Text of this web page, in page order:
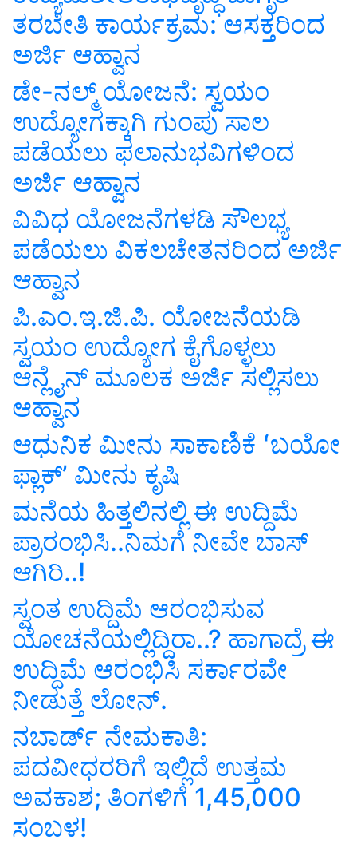
ತರಬೇತಿ ಕಾರ್ಯಕ್ರಮ: ಆಸಕ್ತರಿಂದ
ಅರ್ಜಿ ಆಹ್ವಾನ
ಡೇ-ನಲ್ಮ್ ಯೋಜನೆ: ಸ್ವಯಂ
ಉದ್ಯೋಗಕ್ಕಾಗಿ ಗುಂಪು ಸಾಲ
ಪಡೆಯಲು ಫಲಾನುಭವಿಗಳಿಂದ
ಅರ್ಜಿ ಆಹ್ವಾನ
ವಿವಿಧ ಯೋಜನೆಗಳಡಿ ಸೌಲಭ್ಯ
ಪಡೆಯಲು ವಿಕಲಚೇತನರಿಂದ ಅರ್ಜಿ
ಆಹ್ವಾನ
ಪಿ.ಎಂ.ಇ.ಜಿ.ಪಿ. ಯೋಜನೆಯಡಿ
ಸ್ವಯಂ ಉದ್ಯೋಗ ಕೈಗೊಳ್ಳಲು
ಆನ್ಲೈನ್ ಮೂಲಕ ಅರ್ಜಿ ಸಲ್ಲಿಸಲು
ಆಹ್ವಾನ
ಆಧುನಿಕ ಮೀನು ಸಾಕಾಣಿಕೆ ʻಬಯೋ
ಫ್ಲಾಕ್‌ʼ ಮೀನು ಕೃಷಿ
ಮನೆಯ ಹಿತ್ತಲಿನಲ್ಲಿ ಈ ಉದ್ದಿಮೆ
ಪ್ರಾರಂಭಿಸಿ..ನಿಮಗೆ ನೀವೇ ಬಾಸ್‌
ಆಗಿರಿ..!
ಸ್ವಂತ ಉದ್ದಿಮೆ ಆರಂಭಿಸುವ
ಯೋಚನೆಯಲ್ಲಿದ್ದಿರಾ..? ಹಾಗಾದ್ರೆ ಈ
ಉದ್ದಿಮೆ ಆರಂಭಿಸಿ ಸರ್ಕಾರವೇ
ನೀಡುತ್ತೆ ಲೋನ್‌.
ನಬಾರ್ಡ್‌ ನೇಮಕಾತಿ:
ಪದವೀಧರರಿಗೆ ಇಲ್ಲಿದೆ ಉತ್ತಮ
ಅವಕಾಶ; ತಿಂಗಳಿಗೆ 1,45,000
ಸಂಬಳ!